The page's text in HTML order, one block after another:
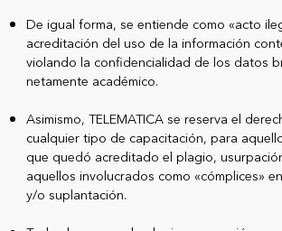
De igual forma, se entiende como «acto
acreditación del uso de la información
violando la confidencialidad de los datos
netamente académico.
Asimismo, TELEMATICA se reserva el
cualquier tipo de capacitación, para
que quedó acreditado el plagio,
aquellos involucrados como «cómplices»
y/o suplantación.